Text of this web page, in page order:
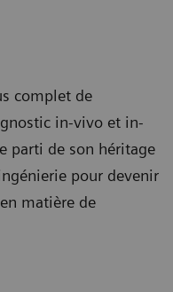
complet de
in-vivo et in-
parti de son héritage
pour devenir
matière de